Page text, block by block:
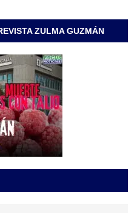
ZULMA GUZMÁN